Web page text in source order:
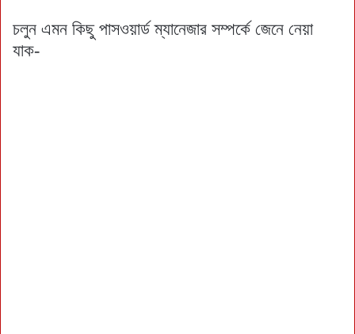
চলুন এমন কিছু পাসওয়ার্ড ম্যানেজার সম্পর্কে জেনে নেয়া
যাক-